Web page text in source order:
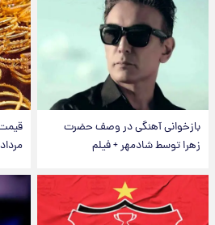
بازخوانی آهنگی در وصف حضرت
زهرا توسط شادمهر + فیلم
مرداد ۱۴۰۵ +جدول